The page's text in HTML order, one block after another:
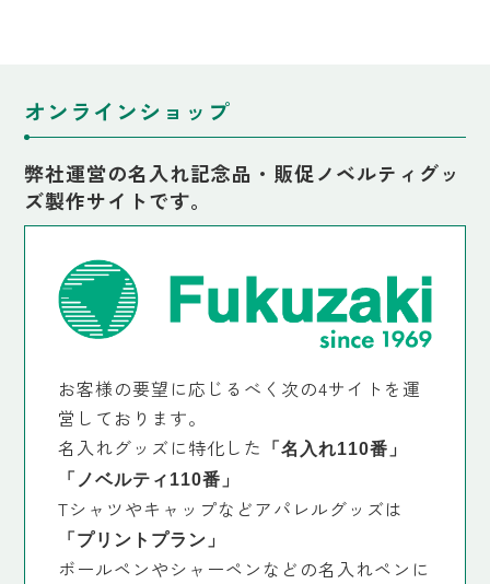
オンラインショップ
弊社運営の名入れ記念品・販促ノベルティグッ
ズ製作サイトです。
お客様の要望に応じるべく次の4サイトを運
営しております。
名入れグッズに特化した
「名入れ110番」
「ノベルティ110番」
Tシャツやキャップなどアパレルグッズは
「プリントプラン」
ボールペンやシャーペンなどの名入れペンに